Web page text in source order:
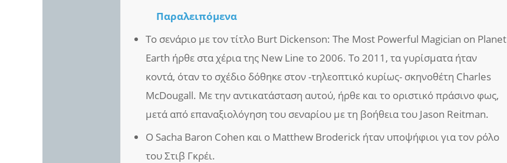
Παραλειπόμενα
Το σενάριο με τον τίτλο Burt Dickenson: The Most Powerful Magician on Planet
Earth ήρθε στα χέρια της New Line το 2006. Το 2011, τα γυρίσματα ήταν
κοντά, όταν το σχέδιο δόθηκε στον -τηλεοπτικό κυρίως- σκηνοθέτη Charles
McDougall. Με την αντικατάσταση αυτού, ήρθε και το οριστικό πράσινο φως,
μετά από επαναξιολόγηση του σεναρίου με τη βοήθεια του Jason Reitman.
Ο Sacha Baron Cohen και ο Matthew Broderick ήταν υποψήφιοι για τον ρόλο
του Στιβ Γκρέι.